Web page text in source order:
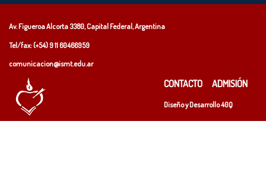
Av. Figueroa Alcorta 3380, Capital Federal, Argentina
Tel/fax: (+54)9 11 60466959
comunicacion@ismt.edu.ar
CONTACTO ADMISIÓN
Diseño y Desarrollo40Q